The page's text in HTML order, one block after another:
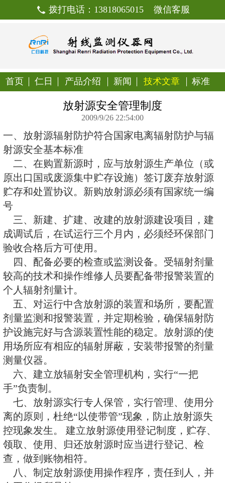
拨打电话：13818065015
仁日 产品介绍
2009/9/26 22:54:00
一、放射源辐射防护符合国家电离
射源安全基本标准
二、在购置新源时，应与放射源
原出口国或废源集中贮存设施）签
贮存和处置协议。新购放射源必须
号
三、新建、扩建、改建的放射源
成调试后，在试运行三个月内，必
验收合格后方可使用。
四、配备必要的检查或监测设备
较高的技术和操作维修人员要配备
个人辐射剂量计。
五、对运行中含放射源的装置和
剂量监测和报警装置，并定期检验
护设施完好与含源装置性能的稳